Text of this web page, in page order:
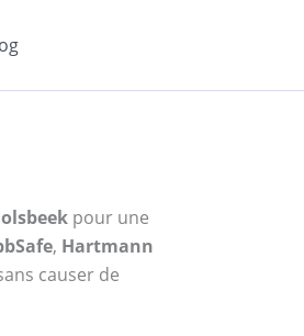
pour une
, Hartmann
causer de